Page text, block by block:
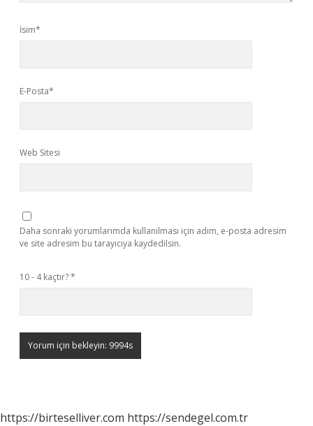
İsim*
E-Posta*
Web Sitesi
Daha sonraki yorumlarımda kullanılması için adım, e-posta adresim
ve site adresim bu tarayıcıya kaydedilsin.
10 - 4 kaçtır?*
https://birteselliver.com https://sendegel.com.tr